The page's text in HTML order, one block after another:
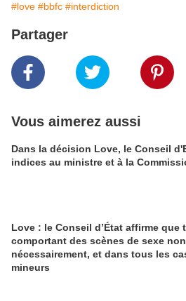
#love #bbfc #interdiction
Partager
Vous aimerez aussi
Dans la décision Love, le Conseil
indices au ministre et à la
Love : le Conseil d’État affirme que
comportant des scènes de sexe
nécessairement, et dans tous les
mineurs